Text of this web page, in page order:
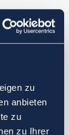
zu
anbieten
zu
zu Ihrer